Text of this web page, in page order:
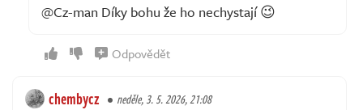
@Cz-man Díky bohu že ho nechystají 😉
Odpovědět
chembycz neděle, 3. 5. 2026, 21:08